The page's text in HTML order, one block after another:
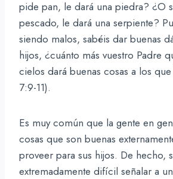
pide pan, le dará una piedra? ¿O
pescado, le dará una serpiente?
siendo malos, sabéis dar buenas
hijos, ¿cuánto más vuestro Padre
cielos dará buenas cosas a los
7:9-11).
Es muy común que la gente en
cosas que son buenas
proveer para sus hijos. De hecho,
extremadamente difícil señalar a